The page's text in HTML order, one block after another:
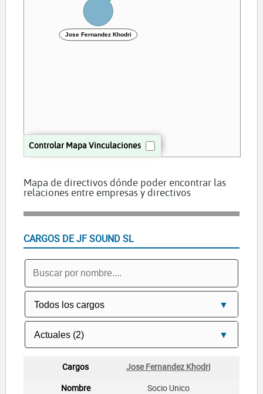
Controlar Mapa Vinculaciones
Jose Fernandez Khodri
Mapa de directivos dónde poder encontrar las
relaciones entre empresas y directivos
CARGOS DE JF SOUND SL
Jose Fernandez Khodri
Socio Unico